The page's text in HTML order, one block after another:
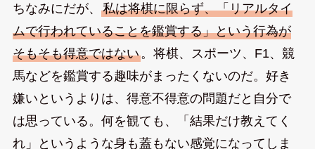
ちなみにだが、 私は将棋に限らず、「リアルタイ
ムで行われていることを鑑賞する」という行為が
そもそも得意ではない。将棋、スポーツ、F1、競
馬などを鑑賞する趣味がまったくないのだ。好き
嫌いというよりは、得意不得意の問題だと自分で
は思っている。何を観ても、「結果だけ教えてく
れ」というような身も蓋もない感覚になってしま